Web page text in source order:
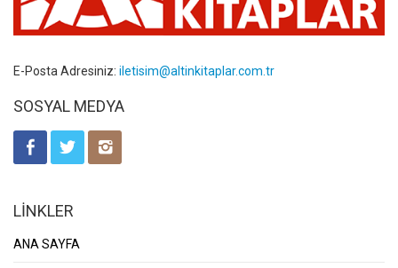
E-Posta Adresiniz: iletisim@altinkitaplar.com.tr
SOSYAL MEDYA
LİNKLER
ANA SAYFA